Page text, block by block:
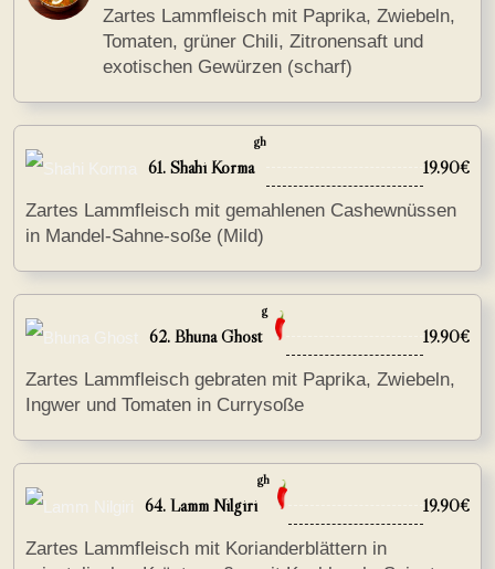
Zartes Lammfleisch mit Paprika, Zwiebeln,
Tomaten, grüner Chili, Zitronensaft und
exotischen Gewürzen (scharf)
61. Shahi Korma
gh
19.90€
Zartes Lammfleisch mit gemahlenen Cashewnüssen
in Mandel-Sahne-soße (Mild)
62. Bhuna Ghost
g
19.90€
Zartes Lammfleisch gebraten mit Paprika, Zwiebeln,
Ingwer und Tomaten in Currysoße
64. Lamm Nilgiri
gh
19.90€
Zartes Lammfleisch mit Korianderblättern in